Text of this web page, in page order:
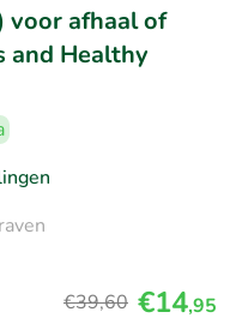
voor afhaal of
and Healthy
€39,60 €14,95